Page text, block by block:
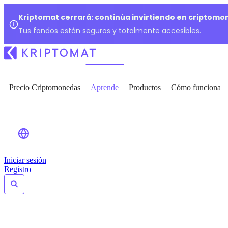
Kriptomat cerrará: continúa invirtiendo en
Tus fondos están seguros y totalmente accesibles.
Precio Criptomonedas Aprende Productos Cómo funciona
Iniciar sesión
Registro